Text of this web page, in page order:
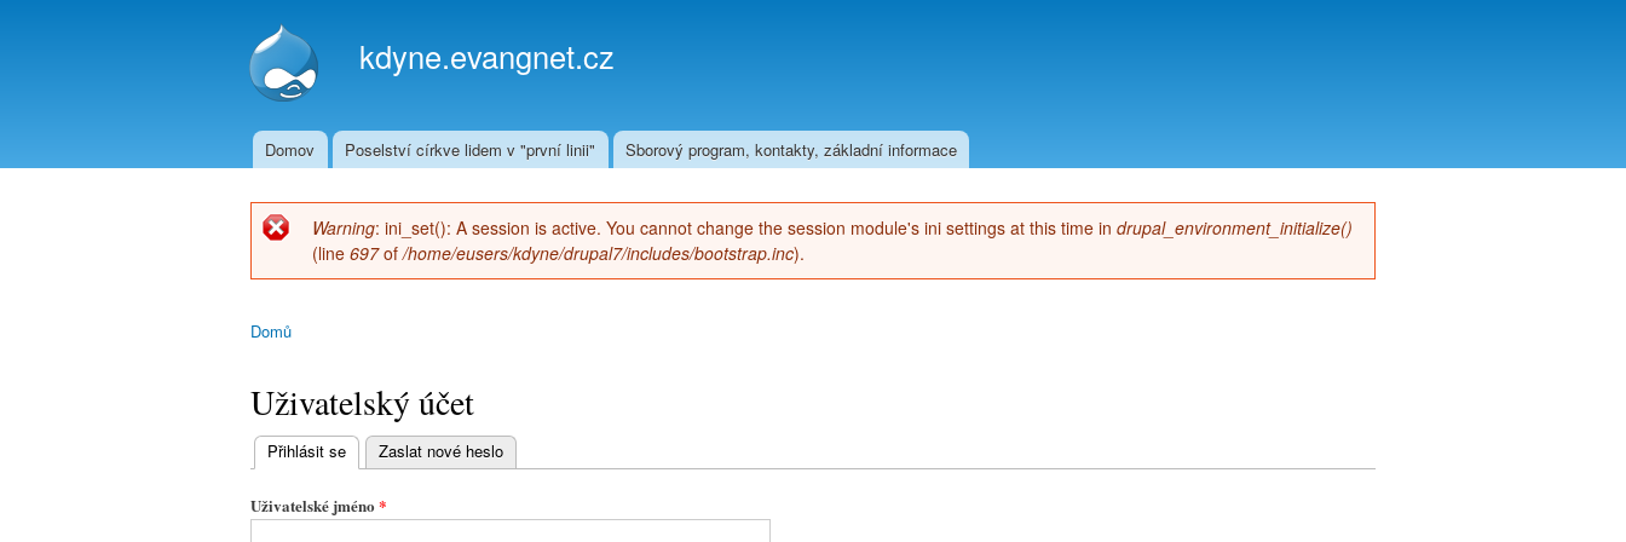
kdyne.evangnet.cz
Hlavní menu
Domov Poselství církve lidem v "první linii" Sborový program, kontakty, základní informace
Chybová zpráva
Warning: ini_set(): A session is active. You cannot change the session module's ini settings at this time in drupal_environment_initialize()
(line 697of/home/eusers/kdyne/drupal7/includes/bootstrap.inc).
Domů
Uživatelský účet
Hlavní
záložky
Přihlásit se (aktivní záložka)
Zaslat nové heslo
Uživatelské jméno *